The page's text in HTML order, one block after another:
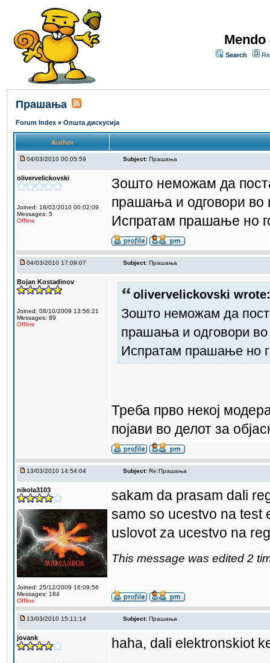
Search
Прашања
Forum Index » Општа дискусија
Author
04/03/2010 00:05:59 Subject: Прашања
olivervelickovski
Joined: 18/02/2010 00:02:09
Messages: 5
Offline
Зошто неможам да
прашања и одговори во
Испратам прашање но
04/03/2010 17:09:07 Subject: Прашања
Bojan Kostadinov
Joined: 08/10/2009 13:56:21
Messages: 89
Offline
olivervelickovski wrote:
Зошто неможам да
прашања и одговори во
Испратам прашање но
Треба прво некој
појави во делот за
13/03/2010 14:54:04 Subject: Re:Прашања
nikola3103
Joined: 25/12/2009 16:09:56
Messages: 184
Offline
sakam da prasam dali
samo so ucestvo na test
uslovot za ucestvo na
This message was edited 2
13/03/2010 15:11:14 Subject: Прашања
jovank haha, dali elektronskiot